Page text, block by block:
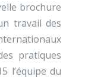
brochure
travail des
pratiques
l’équipe du